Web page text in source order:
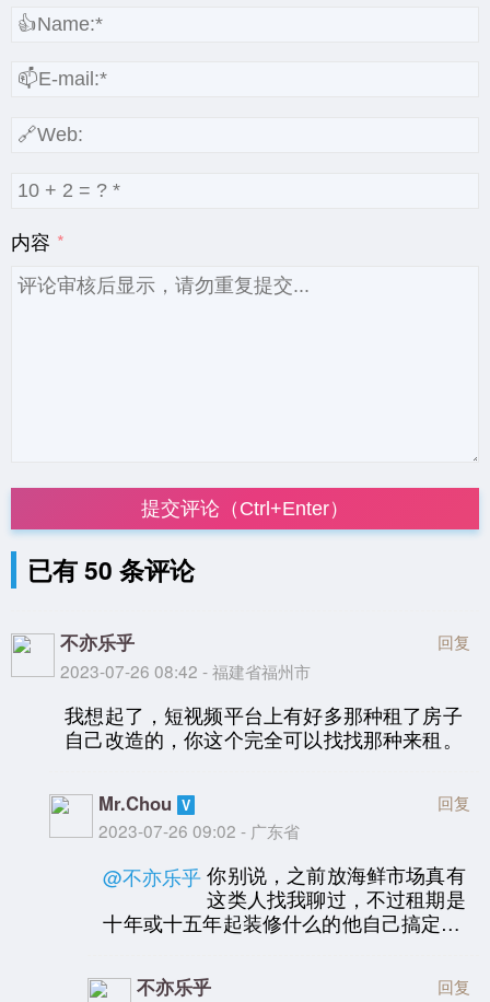
内容
提交评论（Ctrl+Enter）
已有 50 条评论
不亦乐乎
2023-07-26 08:42 - 福建省福州市
回复
我想起了，短视频平台上有好多那种租了房子
自己改造的，你这个完全可以找找那种来租。
Mr.Chou
2023-07-26 09:02 - 广东省
回复
@不亦乐乎 你别说，之前放海鲜市场真有
这类人找我聊过，不过租期是
十年或十五年起装修什么的他自己搞定…
不亦乐乎 回复